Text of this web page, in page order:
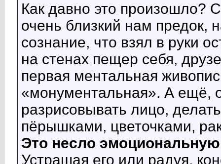
Как давно это произошло?
очень близкий нам предок,
сознание, что взял в руки
на стенах пещер себя,
первая ментальная
«монументальная». А ещё,
разрисовывать лицо,
пёрышками, цветочками,
Это несло эмоциональную
Устрашая его или радуя,